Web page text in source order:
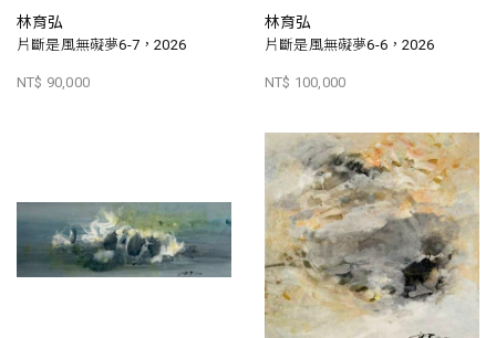
林育弘
片斷是風無礙夢6-7，2026
NT$ 90,000
林育弘
片斷是風無礙夢6-6，2026
NT$ 100,000